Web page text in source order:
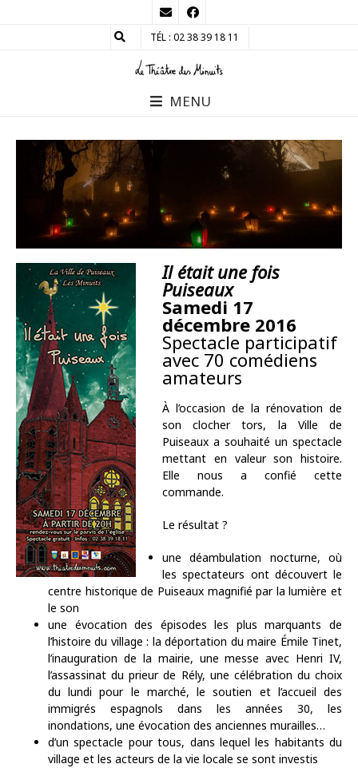
TÉL : 02 38 39 18 11
MENU
Il était une fois
Puiseaux
Samedi 17
décembre 2016
Spectacle participatif
avec 70 comédiens
amateurs
À l’occasion de la rénovation de
son clocher tors, la Ville de
Puiseaux a souhaité un spectacle
mettant en valeur son histoire.
Elle nous a confié cette
commande.
Le résultat ?
une déambulation nocturne, où
les spectateurs ont découvert le
centre historique de Puiseaux magnifié par la lumière et
le son
une évocation des épisodes les plus marquants de
l’histoire du village : la déportation du maire Émile Tinet,
l’inauguration de la mairie, une messe avec Henri IV,
l’assassinat du prieur de Rély, une célébration du choix
du lundi pour le marché, le soutien et l’accueil des
immigrés espagnols dans les années 30, les
inondations, une évocation des anciennes murailles…
d’un spectacle pour tous, dans lequel les habitants du
village et les acteurs de la vie locale se sont investis